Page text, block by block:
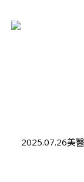
2025.07.26美